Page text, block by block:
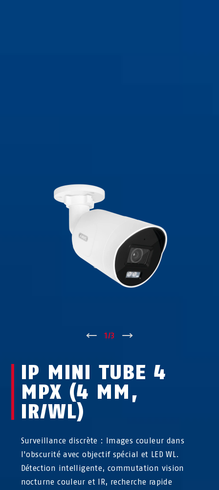
1/3
IP MINI TUBE 4
MPX (4 MM,
IR/WL)
Surveillance discrète : Images couleur dans
l'obscurité avec objectif spécial et LED WL.
Détection intelligente, commutation vision
nocturne couleur et IR, recherche rapide